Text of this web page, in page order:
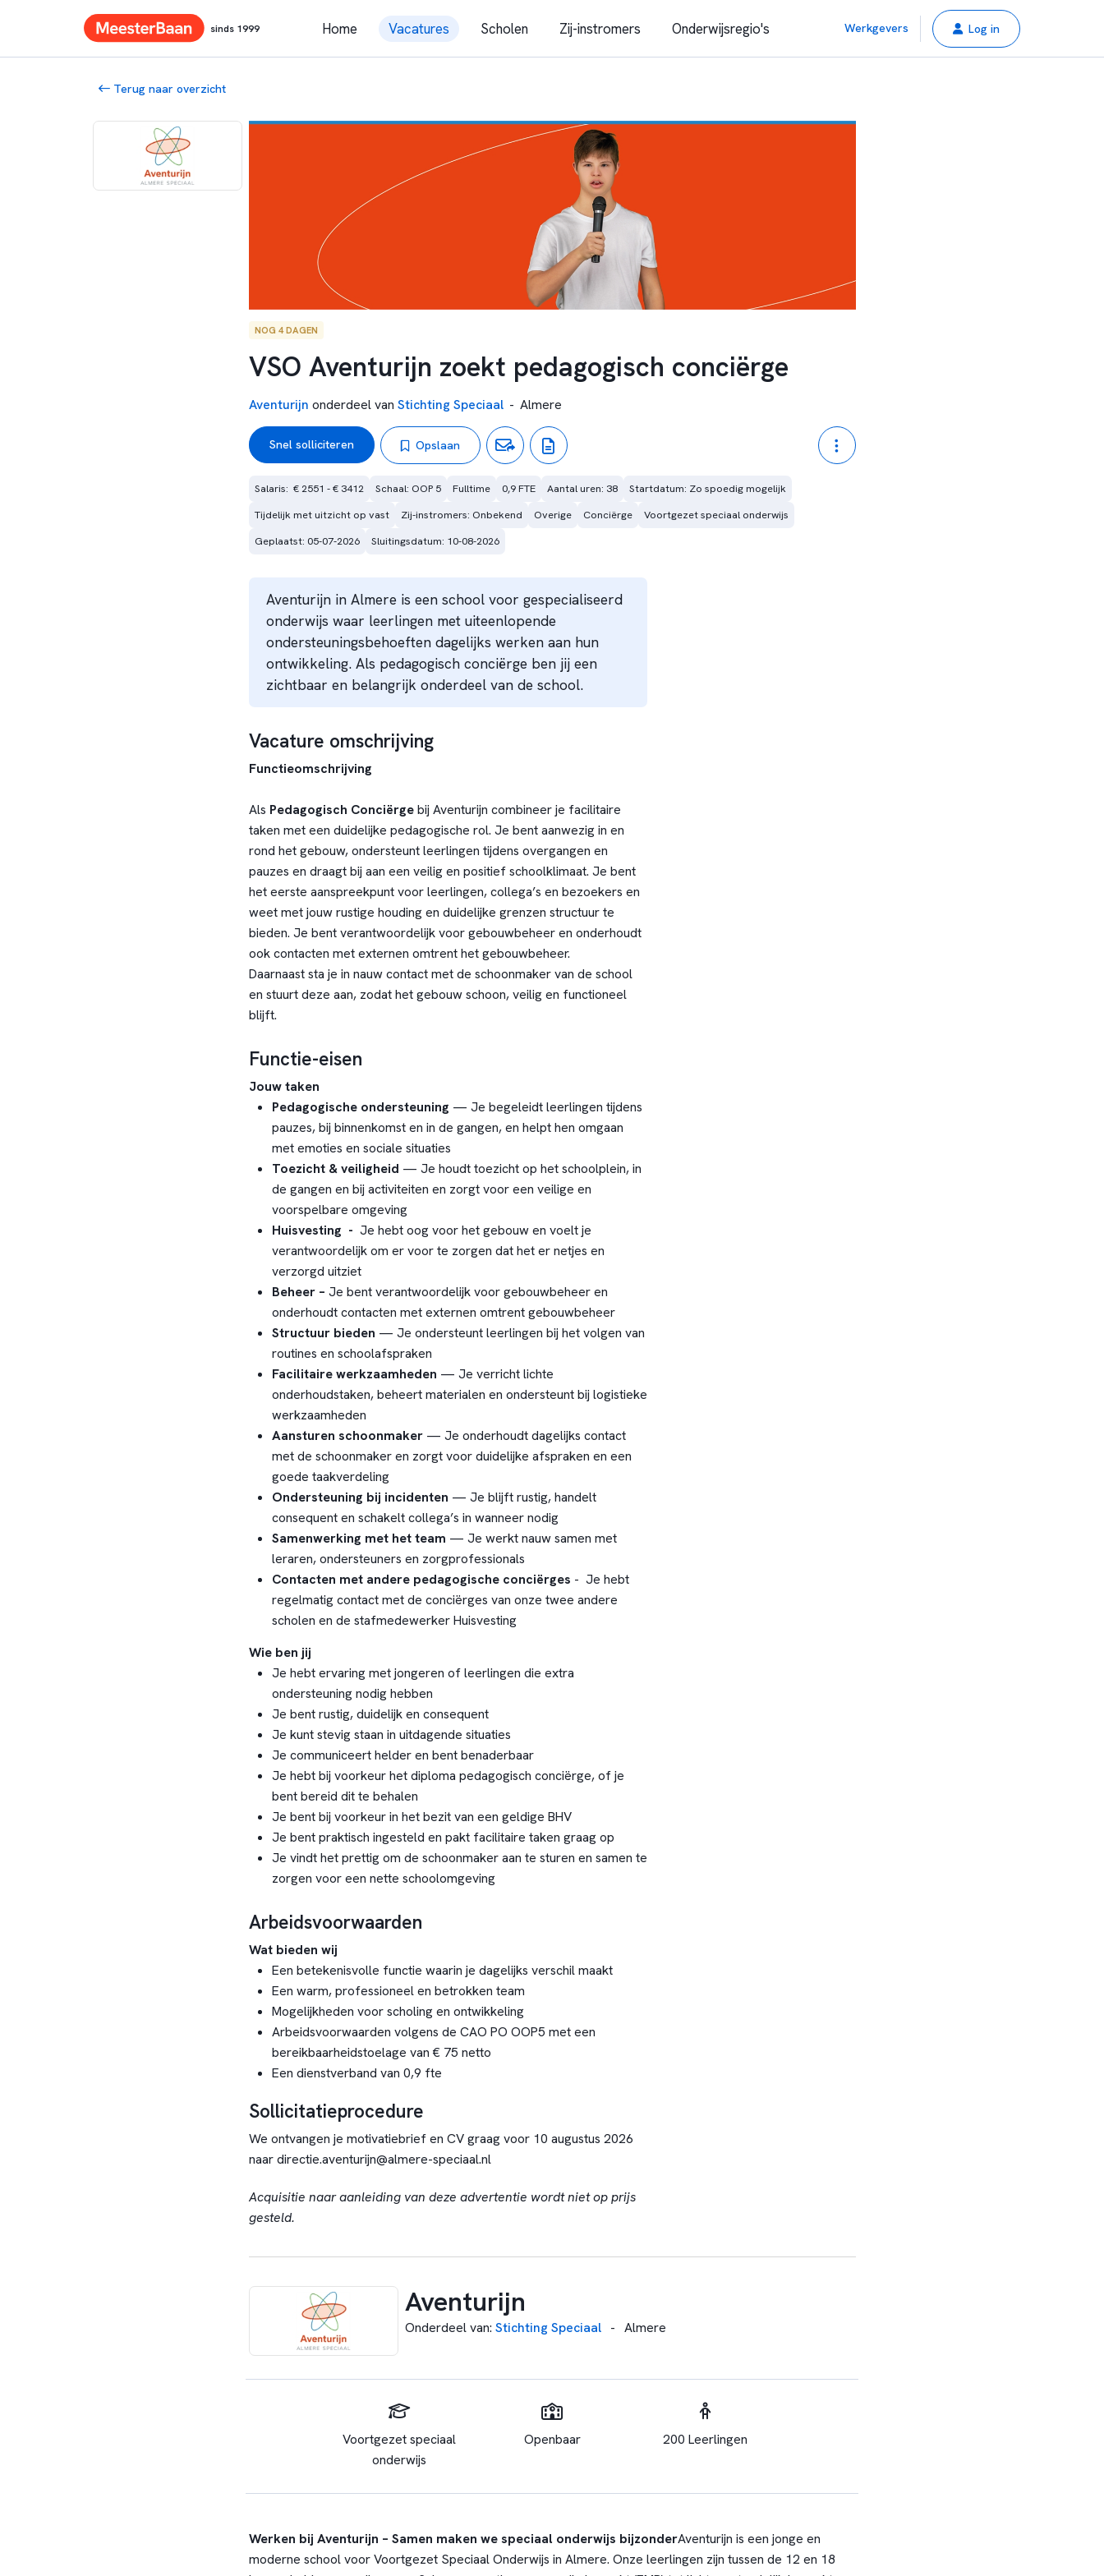
sinds 1999 Home Vacatures Scholen Zij-instromers Onderwijsregio's Werkgevers Log in
Terug naar overzicht
NOG 4 DAGEN
VSO Aventurijn zoekt pedagogisch conciërge
Aventurijn onderdeel van Stichting Speciaal - Almere
Snel solliciteren Opslaan
Salaris:  € 2551 - € 3412 Schaal: OOP 5 Fulltime 0,9 FTE Aantal uren: 38
Startdatum: Zo spoedig mogelijk
Tijdelijk met uitzicht op vast
Zij-instromers: Onbekend Overige Conciërge
Voortgezet speciaal onderwijs
Geplaatst: 05-07-2026
Sluitingsdatum: 10-08-2026
Aventurijn in Almere is een school voor gespecialiseerd
onderwijs waar leerlingen met uiteenlopende
ondersteuningsbehoeften dagelijks werken aan hun
ontwikkeling. Als pedagogisch conciërge ben jij een
zichtbaar en belangrijk onderdeel van de school.
Vacature omschrijving
Functieomschrijving
Als Pedagogisch Conciërgebij Aventurijn combineer je facilitaire
taken met een duidelijke pedagogische rol. Je bent aanwezig in en
rond het gebouw, ondersteunt leerlingen tijdens overgangen en
pauzes en draagt bij aan een veilig en positief schoolklimaat. Je bent
het eerste aanspreekpunt voor leerlingen, collega’s en bezoekers en
weet met jouw rustige houding en duidelijke grenzen structuur te
bieden. Je bent verantwoordelijk voor gebouwbeheer en onderhoudt
ook contacten met externen omtrent het gebouwbeheer.
Daarnaast sta je in nauw contact met de schoonmaker van de school
en stuurt deze aan, zodat het gebouw schoon, veilig en functioneel
blijft.
Functie-eisen
Jouw taken
Pedagogische ondersteuning — Je begeleidt leerlingen tijdens
pauzes, bij binnenkomst en in de gangen, en helpt hen omgaan
met emoties en sociale situaties
Toezicht & veiligheid — Je houdt toezicht op het schoolplein, in
de gangen en bij activiteiten en zorgt voor een veilige en
voorspelbare omgeving
Huisvesting - Je hebt oog voor het gebouw en voelt je
verantwoordelijk om er voor te zorgen dat het er netjes en
verzorgd uitziet
Beheer – Je bent verantwoordelijk voor gebouwbeheer en
onderhoudt contacten met externen omtrent gebouwbeheer
Structuur bieden — Je ondersteunt leerlingen bij het volgen van
routines en schoolafspraken
Facilitaire werkzaamheden — Je verricht lichte
onderhoudstaken, beheert materialen en ondersteunt bij logistieke
werkzaamheden
Aansturen schoonmaker— Je onderhoudt dagelijks contact
met de schoonmaker en zorgt voor duidelijke afspraken en een
goede taakverdeling
Ondersteuning bij incidenten — Je blijft rustig, handelt
consequent en schakelt collega’s in wanneer nodig
Samenwerking met het team — Je werkt nauw samen met
leraren, ondersteuners en zorgprofessionals
Contacten met andere pedagogische conciërges - Je hebt
regelmatig contact met de conciërges van onze twee andere
scholen en de stafmedewerker Huisvesting
Wie ben jij
Je hebt ervaring met jongeren of leerlingen die extra
ondersteuning nodig hebben
Je bent rustig, duidelijk en consequent
Je kunt stevig staan in uitdagende situaties
Je communiceert helder en bent benaderbaar
Je hebt bij voorkeur het diploma pedagogisch conciërge, of je
bent bereid dit te behalen
Je bent bij voorkeur in het bezit van een geldige BHV
Je bent praktisch ingesteld en pakt facilitaire taken graag op
Je vindt het prettig om de schoonmaker aan te sturen en samen te
zorgen voor een nette schoolomgeving
Arbeidsvoorwaarden
Wat bieden wij
Een betekenisvolle functie waarin je dagelijks verschil maakt
Een warm, professioneel en betrokken team
Mogelijkheden voor scholing en ontwikkeling
Arbeidsvoorwaarden volgens de CAO PO OOP5 met een
bereikbaarheidstoelage van € 75 netto
Een dienstverband van 0,9 fte
Sollicitatieprocedure
We ontvangen je motivatiebrief en CV graag voor 10 augustus 2026
naar directie.aventurijn@almere-speciaal.nl
Acquisitie naar aanleiding van deze advertentie wordt niet op prijs
gesteld.
Aventurijn
Onderdeel van: Stichting Speciaal - Almere
Voortgezet speciaal
onderwijs
Openbaar 200 Leerlingen
Werken bij Aventurijn – Samen maken we speciaal onderwijs bijzonderAventurijn is een jonge en
moderne school voor Voortgezet Speciaal Onderwijs in Almere. Onze leerlingen zijn tussen de 12 en 18